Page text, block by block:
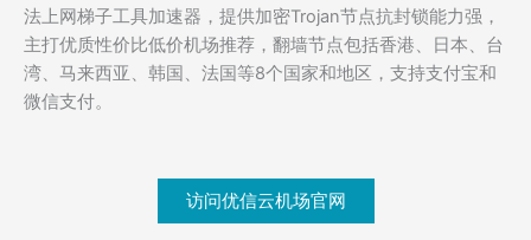
法上网梯子工具加速器，提供加密Trojan节点抗封锁能力强，
主打优质性价比低价机场推荐，翻墙节点包括香港、日本、台
湾、马来西亚、韩国、法国等8个国家和地区，支持支付宝和
微信支付。
访问优信云机场官网